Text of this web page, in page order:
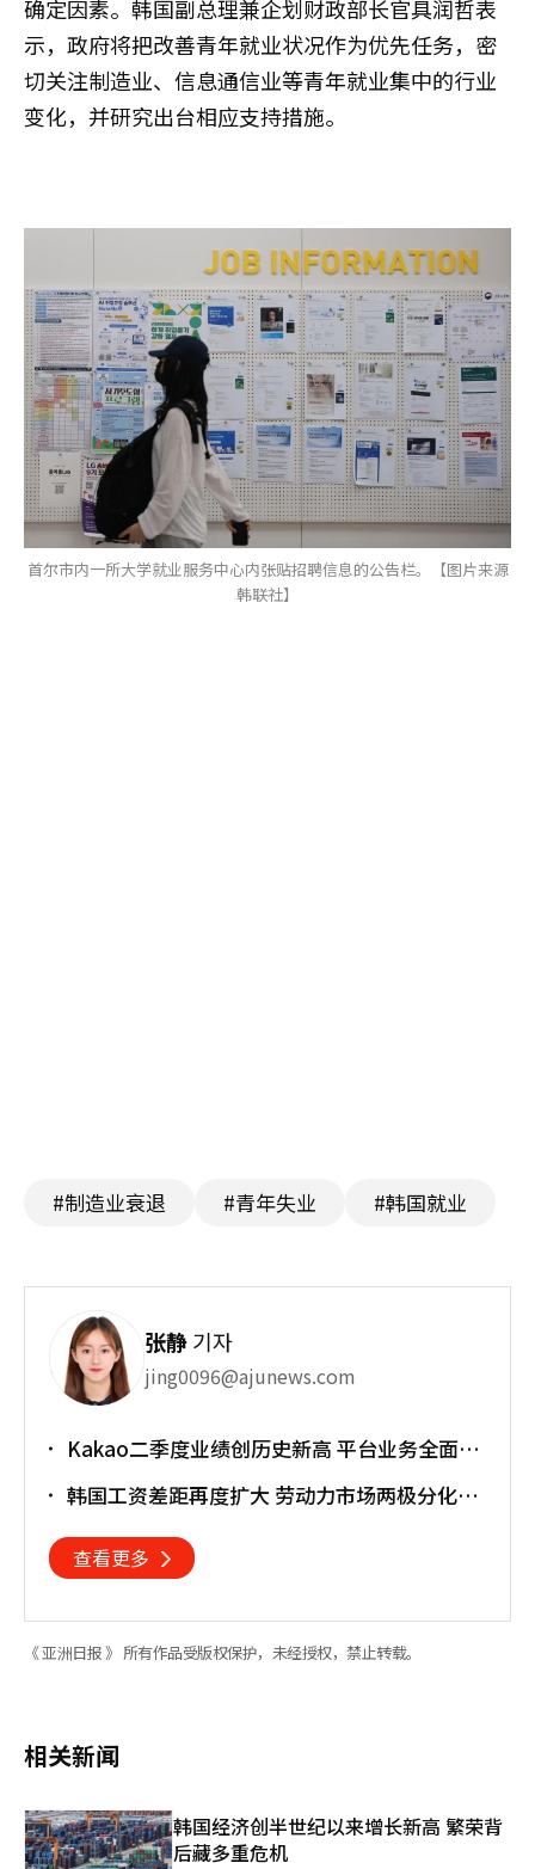
确定因素。韩国副总理兼企划财政部长官具润哲表
示，政府将把改善青年就业状况作为优先任务，密
切关注制造业、信息通信业等青年就业集中的行业
变化，并研究出台相应支持措施。
首尔市内一所大学就业服务中心内张贴招聘信息的公告栏。【图片来源
韩联社】
#制造业衰退 #青年失业 #韩国就业
张静기자
jing0096@ajunews.com
Kakao二季度业绩创历史新高 平台业务全面增
韩国工资差距再度扩大 劳动力市场两极分化加
查看更多
《 亚洲日报 》 所有作品受版权保护，未经授权，禁止转载。
相关新闻
韩国经济创半世纪以来增长新高 繁荣背
后藏多重危机